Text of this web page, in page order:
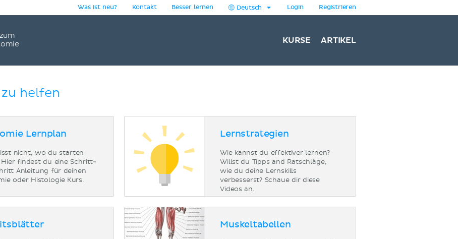
Was ist neu? Kontakt Besser lernen Deutsch Login Registrieren
KURSE ARTIKEL
helfen
Lernplan
nicht, wo du starten
Hier findest du eine Schritt-
Anleitung für deinen
oder Histologie Kurs.
Lernstrategien
Wie kannst du effektiver lernen?
Willst du Tipps and Ratschläge,
wie du deine Lernskills
verbesserst? Schaue dir diese
Videos an.
Muskeltabellen